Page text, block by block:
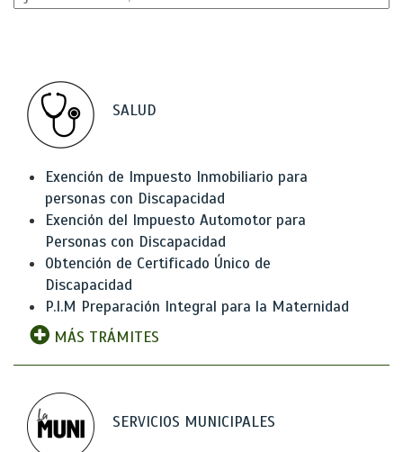
SALUD
Exención de Impuesto Inmobiliario para
personas con Discapacidad
Exención del Impuesto Automotor para
Personas con Discapacidad
Obtención de Certificado Único de
Discapacidad
P.I.M Preparación Integral para la Maternidad
MÁS TRÁMITES
SERVICIOS MUNICIPALES